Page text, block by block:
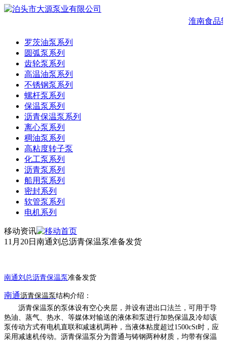
淮南食品
罗茨油泵系列
圆弧泵系列
齿轮泵系列
高温油泵系列
不锈钢泵系列
螺杆泵系列
保温泵系列
沥青保温泵系列
离心泵系列
稠油泵系列
高粘度转子泵
化工泵系列
沥青泵系列
船用泵系列
密封系列
软管泵系列
电机系列
移动资讯
11月20日南通刘总沥青保温泵准备发货
南通刘总沥青保温泵准备发货
南通沥青保温泵结构介绍：
沥青保温泵的泵体设有空心夹层，并设有进出口法兰，可用于导
热油、蒸气、热水、等媒体对输送的液体和泵进行加热保温及冷却该
泵传动方式有电机直联和减速机两种，当液体粘度超过1500cSt时，应
采用减速机传动。沥青保温泵分为普通与铸钢两种材质，均带有保温